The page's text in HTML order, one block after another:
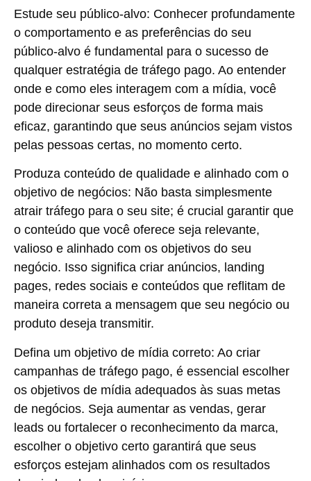
Estude seu público-alvo: Conhecer profundamente
o comportamento e as preferências do seu
público-alvo é fundamental para o sucesso de
qualquer estratégia de tráfego pago. Ao entender
onde e como eles interagem com a mídia, você
pode direcionar seus esforços de forma mais
eficaz, garantindo que seus anúncios sejam vistos
pelas pessoas certas, no momento certo.
Produza conteúdo de qualidade e alinhado com o
objetivo de negócios: Não basta simplesmente
atrair tráfego para o seu site; é crucial garantir que
o conteúdo que você oferece seja relevante,
valioso e alinhado com os objetivos do seu
negócio. Isso significa criar anúncios, landing
pages, redes sociais e conteúdos que reflitam de
maneira correta a mensagem que seu negócio ou
produto deseja transmitir.
Defina um objetivo de mídia correto: Ao criar
campanhas de tráfego pago, é essencial escolher
os objetivos de mídia adequados às suas metas
de negócios. Seja aumentar as vendas, gerar
leads ou fortalecer o reconhecimento da marca,
escolher o objetivo certo garantirá que seus
esforços estejam alinhados com os resultados